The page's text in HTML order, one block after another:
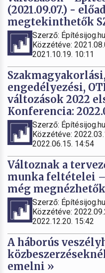
(2021.09.07.) -
megtekinthetők
Szerző: Építésijog.hu
Közzétéve:
2021.10.19. 10:11
engedélyezési,
változások 2022
Konferencia:
Szerző: Építésijog.hu
Közzétéve:
2022.06.15. 14:54
Változnak a
munka feltételei
még
Szerző: Építésijog.hu
Közzétéve:
2022.12.20. 15:42
A háborús
emelni »